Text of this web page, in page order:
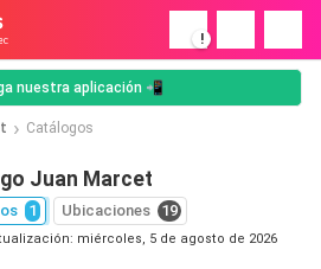
!
nuestra aplicación 📲
Catálogos
Juan Marcet
1 Ubicaciones 19
miércoles, 5 de agosto de 2026